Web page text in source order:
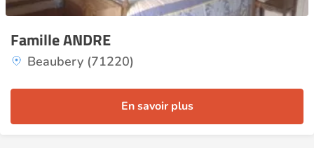
Famille ANDRE
Beaubery (71220)
En savoir plus